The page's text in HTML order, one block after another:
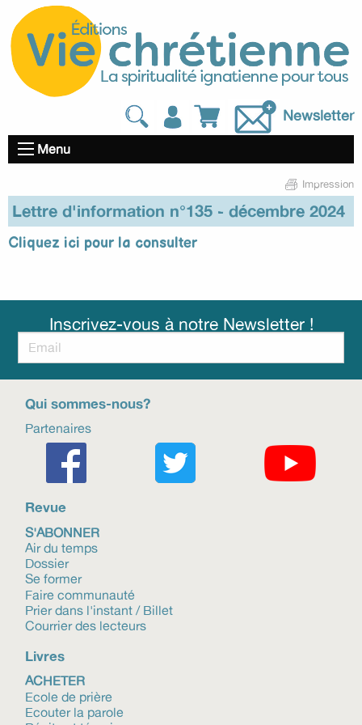
Newsletter
Menu
Impression
Lettre d'information n°135 - décembre 2024
Cliquez ici pour la consulter
Inscrivez-vous à notre Newsletter !
Qui sommes-nous?
Partenaires
Revue
S'ABONNER
Air du temps
Dossier
Se former
Faire communauté
Prier dans l'instant / Billet
Courrier des lecteurs
Livres
ACHETER
Ecole de prière
Ecouter la parole